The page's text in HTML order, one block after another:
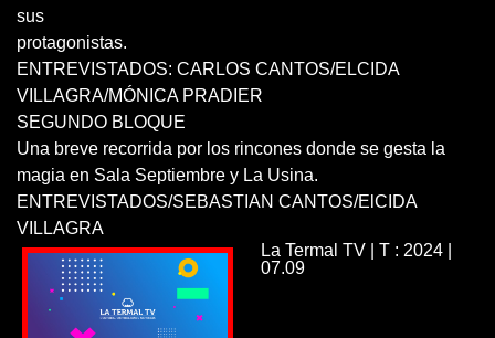
sus
protagonistas.
ENTREVISTADOS: CARLOS CANTOS/ELCIDA
VILLAGRA/MÓNICA PRADIER
SEGUNDO BLOQUE
Una breve recorrida por los rincones donde se gesta la
magia en Sala Septiembre y La Usina.
ENTREVISTADOS/SEBASTIAN CANTOS/ElCIDA
VILLAGRA
La Termal TV | T : 2024 |
07.09